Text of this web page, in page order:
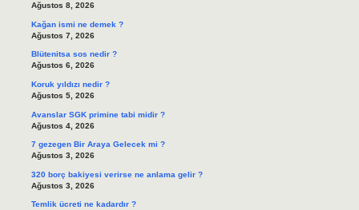
Ağustos 8, 2026
Kağan ismi ne demek ?
Ağustos 7, 2026
Blütenitsa sos nedir ?
Ağustos 6, 2026
Koruk yıldızı nedir ?
Ağustos 5, 2026
Avanslar SGK primine tabi midir ?
Ağustos 4, 2026
7 gezegen Bir Araya Gelecek mi ?
Ağustos 3, 2026
320 borç bakiyesi verirse ne anlama gelir ?
Ağustos 3, 2026
Temlik ücreti ne kadardır ?